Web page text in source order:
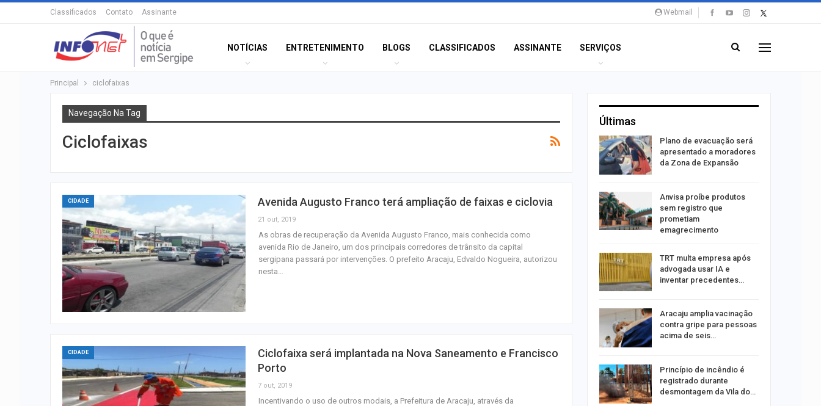
Webmail
Classificados Contato Assinante
NOTÍCIAS ENTRETENIMENTO BLOGS CLASSIFICADOS ASSINANTE SERVIÇOS
Principal ciclofaixas
Navegação Na Tag
Ciclofaixas
CIDADE Avenida Augusto Franco terá ampliação de faixas e ciclovia
21 out, 2019
As obras de recuperação da Avenida Augusto Franco, mais conhecida como
avenida Rio de Janeiro, um dos principais corredores de trânsito da capital
sergipana passará por intervenções. O prefeito Aracaju, Edvaldo Nogueira, autorizou
nesta…
CIDADE
Ciclofaixa será implantada na Nova Saneamento e Francisco
Porto
7 out, 2019
Incentivando o uso de outros modais, a Prefeitura de Aracaju, através da
Últimas
Polícia Civil investiga
Câmara de Itabaianinha
abre concurso com
Filarmônica de Itabaiana
realiza concerto em
Plano de evacuação será
apresentado a moradores
da Zona de Expansão
Anvisa proíbe produtos
sem registro que
prometiam
emagrecimento
TRT multa empresa após
advogada usar IA e
inventar precedentes…
Aracaju amplia vacinação
contra gripe para pessoas
acima de seis…
Princípio de incêndio é
registrado durante
desmontagem da Vila do…